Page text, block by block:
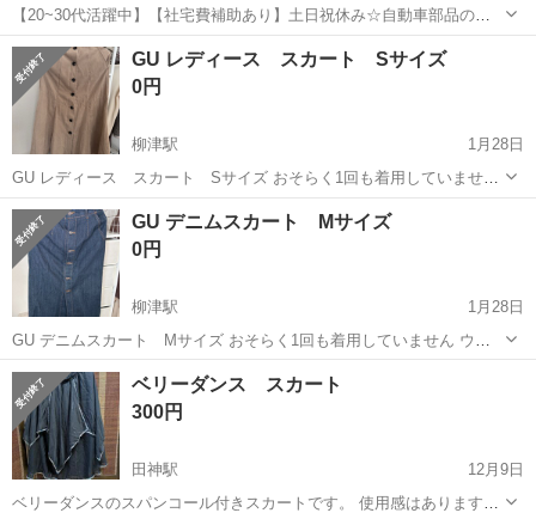
【20~30代活躍中】【社宅費補助あり】土日祝休み☆自動車部品の製
造オペレーター！軽量の部品◎《JSXT1C》 詳細情報 ＼大手メーカー
で自動車部品の成型・塗装のお仕事！／ 自動車の内装部品である天井
材や 足回りの部品とし...
岐阜 岐阜市 柳津駅
GU レディース スカート Sサイズ
0円
柳津駅
1月28日
GU レディース スカート Sサイズ おそらく1回も着用していません
悲しいことにサイズが合わなさそうなので出品します 157cmの自分で
足首少し上あたりの丈です ウエスト部分に多少ゴムがありますが、あ
まりサイズ調整はきか...
岐阜 岐阜市 柳津駅 スカート ゴム
GU デニムスカート Mサイズ
0円
柳津駅
1月28日
GU デニムスカート Mサイズ おそらく1回も着用していません ウエ
ストサイズの調整は難しそうです 157cmの自分で膝下よりは長い丈で
す
岐阜 岐阜市 柳津駅 自分
ベリーダンス スカート
300円
田神駅
12月9日
ベリーダンスのスパンコール付きスカートです。 使用感はあります